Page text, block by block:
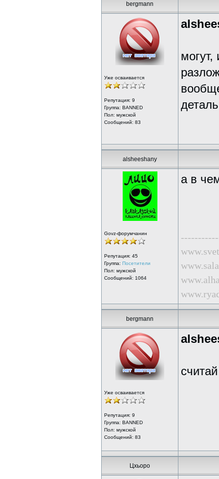
bergmann
Уже осваивается
Репутация: 9
Группа: BANNED
Пол: мужской
Сообщений: 83
могут,
alsheeshany
Govz-форумчанин
Репутация: 45
Группа: Посетители
Пол: мужской
Сообщений: 1064
а в
bergmann
Уже осваивается
Репутация: 9
Группа: BANNED
Пол: мужской
Сообщений: 83
Цхьоро